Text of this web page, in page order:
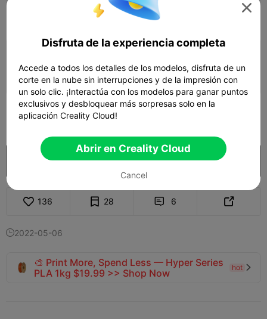
Add Impresoras 3D 
Gana más puntos
300
Comprar
136 28  6 
2022-05-06
🎨 Print More, Spend Less — Hyper Series
PLA 1kg $19.99 >> Shop Now
hot 

Disfruta de la experiencia completa
Accede a todos los detalles de los modelos, disfruta de un
corte en la nube sin interrupciones y de la impresión con
un solo clic. ¡Interactúa con los modelos para ganar puntos
exclusivos y desbloquear más sorpresas solo en la
aplicación Creality Cloud!
Abrir en Creality Cloud
Cancel